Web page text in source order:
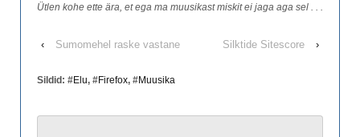
Ütlen kohe ette ära, et ega ma muusikast miskit ei jaga aga sel . . .
‹ Sumomehel raske vastane Silktide Sitescore ›
Sildid: #Elu, #Firefox, #Muusika